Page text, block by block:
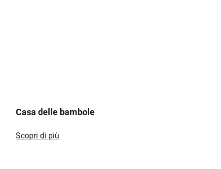
Casa delle bambole
Scopri di più